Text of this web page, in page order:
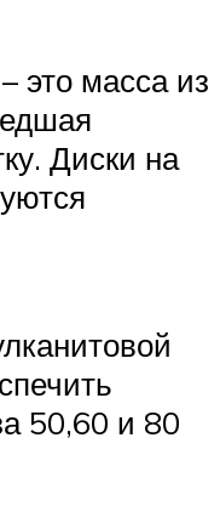
это масса из
Диски на
50,60 и 80